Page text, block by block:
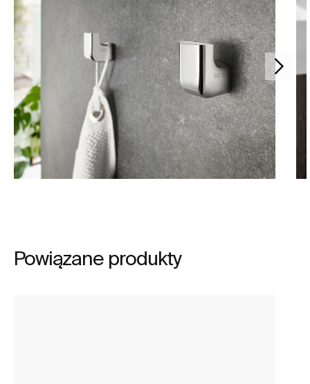
Powiązane produkty